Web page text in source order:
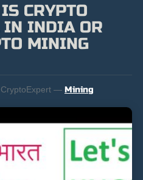
CRYPTO
IN INDIA OR
MINING
— Mining